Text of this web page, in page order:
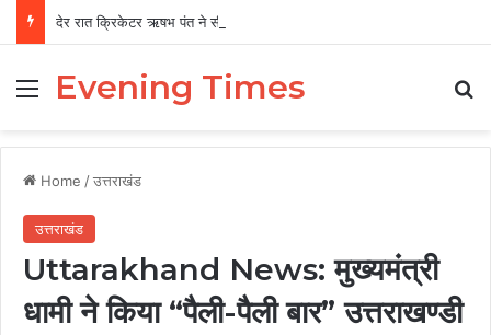
MenuEvening Times
Home /उत्तराखंड
उत्तराखंड
Uttarakhand News: मुख्यमंत्री
धामी ने किया “पैली-पैली बार” उत्तराखण्डी